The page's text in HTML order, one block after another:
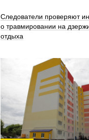
Следователи проверяют
о травмировании на
отдыха